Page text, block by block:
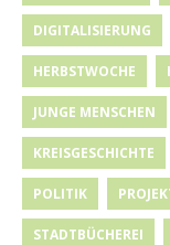
DIGITALISIERUNG
HERBSTWOCHE
JUNGE MENSCHEN
KREISGESCHICHTE
POLITIK
STADTBÜCHEREI